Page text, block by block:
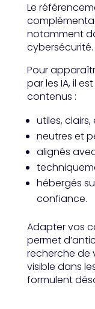
Le
notamment
cybersécurité.
Pour
par les IA, il
contenus :
utiles,
neutres et
alignés
hébergés
confiance.
Adapter vos
permet
recherche de
visible dans
formulent